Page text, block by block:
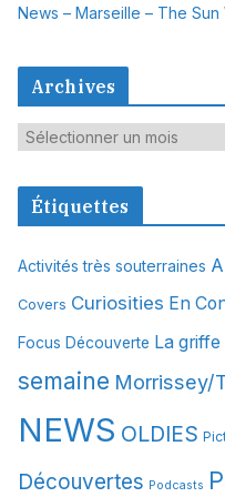
News – Marseille – The Sun
Archives
A
c
v
e
Étiquettes
Activités très souterraines
Covers Curiosities En
Focus Découverte La
semaine Morrissey/
NEWS OLDIES
Découvertes Podcasts